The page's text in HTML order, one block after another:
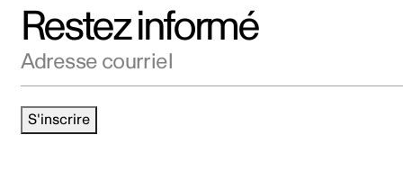
Restez informé
S'inscrire